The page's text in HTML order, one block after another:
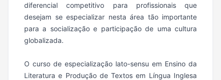
diferencial competitivo para profissionais que
desejam se especializar nesta área tão importante
para a socialização e participação de uma cultura
globalizada.
O curso de especialização lato-sensu em Ensino da
Literatura e Produção de Textos em Língua Inglesa